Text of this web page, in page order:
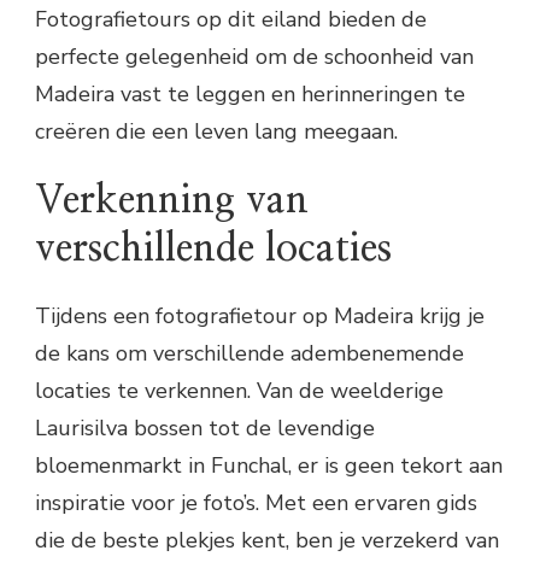
Fotografietours op dit eiland bieden de
perfecte gelegenheid om de schoonheid van
Madeira vast te leggen en herinneringen te
creëren die een leven lang meegaan.
Verkenning van
verschillende locaties
Tijdens een fotografietour op Madeira krijg je
de kans om verschillende adembenemende
locaties te verkennen. Van de weelderige
Laurisilva bossen tot de levendige
bloemenmarkt in Funchal, er is geen tekort aan
inspiratie voor je foto’s. Met een ervaren gids
die de beste plekjes kent, ben je verzekerd van